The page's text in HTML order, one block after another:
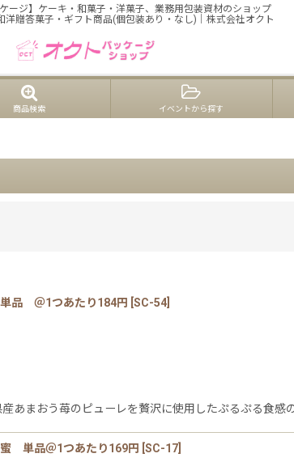
ケージ】ケーキ・和菓子・洋菓子、業務用包装資材のショップ
洋贈答菓子・ギフト商品(個包装あり・なし)｜株式会社オクト
商品検索 イベントから探す
品 ＠1つあたり184円 SC-54
まおう苺のピューレを贅沢に使用したぷるぷる食感
単品＠1つあたり169円 SC-17